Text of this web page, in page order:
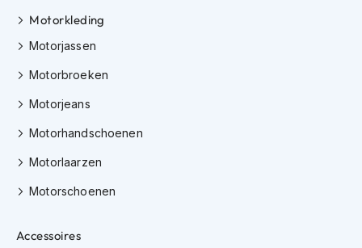
o
h
e
m
n
K
n
r
Motorkleding
Motorjassen
Motorbroeken
Motorjeans
Motorhandschoenen
Motorlaarzen
Motorschoenen
Accessoires